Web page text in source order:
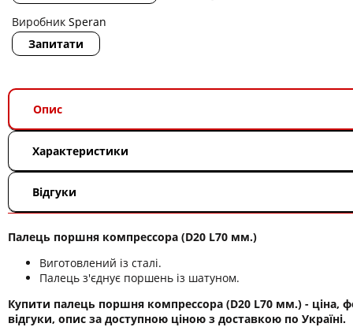
Виробник Speran
Запитати
Опис
Характеристики
Відгуки
Палець поршня компрессора (D20 L70 мм.)
Виготовлений із сталі.
Палець з'єднує поршень із шатуном.
Купити палець поршня компрессора (D20 L70 мм.) - ціна,
відгуки, опис за доступною ціною з доставкою по Україні.